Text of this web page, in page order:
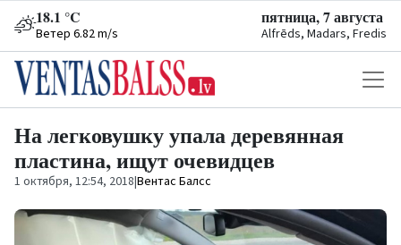
18.1 °C
Ветер 6.82 m/s
пятница, 7 августа
Alfrēds, Madars, Fredis
На легковушку упала деревянная
пластина, ищут очевидцев
1 октября, 12:54, 2018|Вентас Балсс